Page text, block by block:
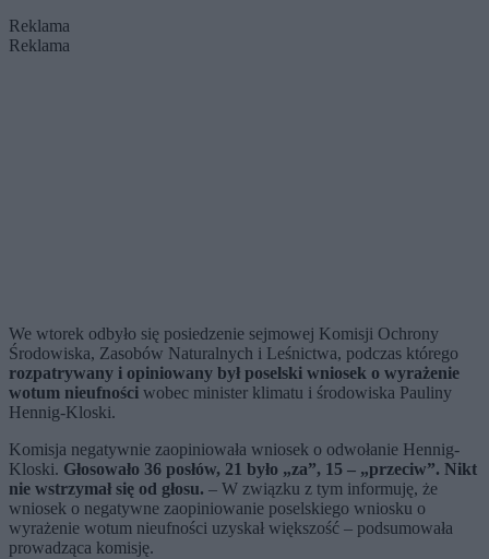
Reklama
Reklama
We wtorek odbyło się posiedzenie sejmowej Komisji Ochrony
Środowiska, Zasobów Naturalnych i Leśnictwa, podczas którego
rozpatrywany i opiniowany był poselski wniosek o wyrażenie
wotum nieufności wobec minister klimatu i środowiska Pauliny
Hennig-Kloski.
Komisja negatywnie zaopiniowała wniosek o odwołanie Hennig-
Kloski. Głosowało 36 posłów, 21 było „za”, 15 – „przeciw”. Nikt
nie wstrzymał się od głosu. – W związku z tym informuję, że
wniosek o negatywne zaopiniowanie poselskiego wniosku o
wyrażenie wotum nieufności uzyskał większość – podsumowała
prowadząca komisję.